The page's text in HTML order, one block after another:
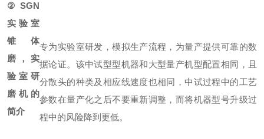
②SGN
实验室
锥体
磨，实
验室研
磨机 的
简介
专为实验室研发，模拟生产流程，为量产提供可靠的数
据论证。该中试型型机器和大型量产机型配置相同，且
分散头的种类及相应线速度也相同，中试过程中的工艺
参数在量产化之后不要重新调整，而将机器型号升级过
程中的风险降到更低。